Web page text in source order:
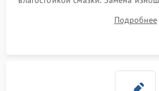
или поврежденнойПодробнее